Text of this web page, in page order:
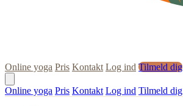
Online yoga Pris Kontakt Log ind Tilmeld dig
Online yoga Pris Kontakt Log ind Tilmeld dig